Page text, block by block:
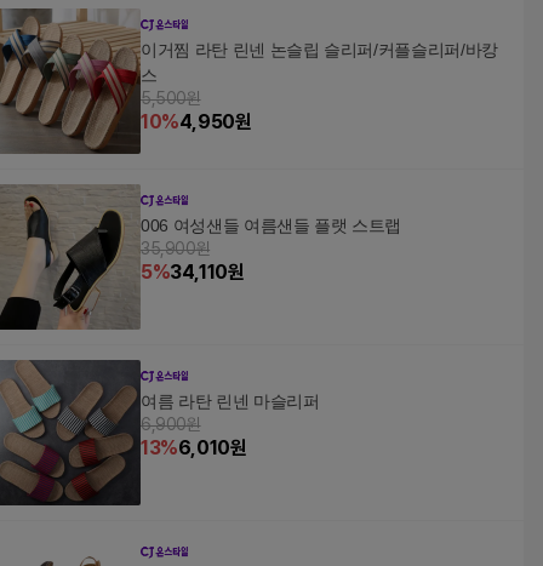
이거찜 라탄 린넨 논슬립 슬리퍼/커플슬리퍼/바캉
스
5,500원
10%4,950원
006 여성샌들 여름샌들 플랫 스트랩
35,900원
5%34,110원
여름 라탄 린넨 마슬리퍼
6,900원
13%6,010원